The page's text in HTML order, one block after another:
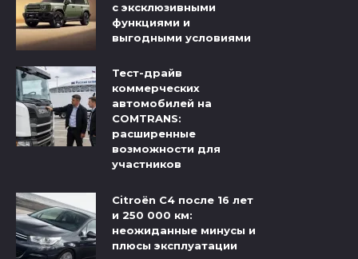
с эксклюзивными
функциями и
выгодными условиями
Тест-драйв
коммерческих
автомобилей на
COMTRANS:
расширенные
возможности для
участников
Citroёn C4 после 16 лет
и 250 000 км:
неожиданные минусы и
плюсы эксплуатации